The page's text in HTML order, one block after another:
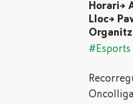
Horari→
Lloc→
#Esports